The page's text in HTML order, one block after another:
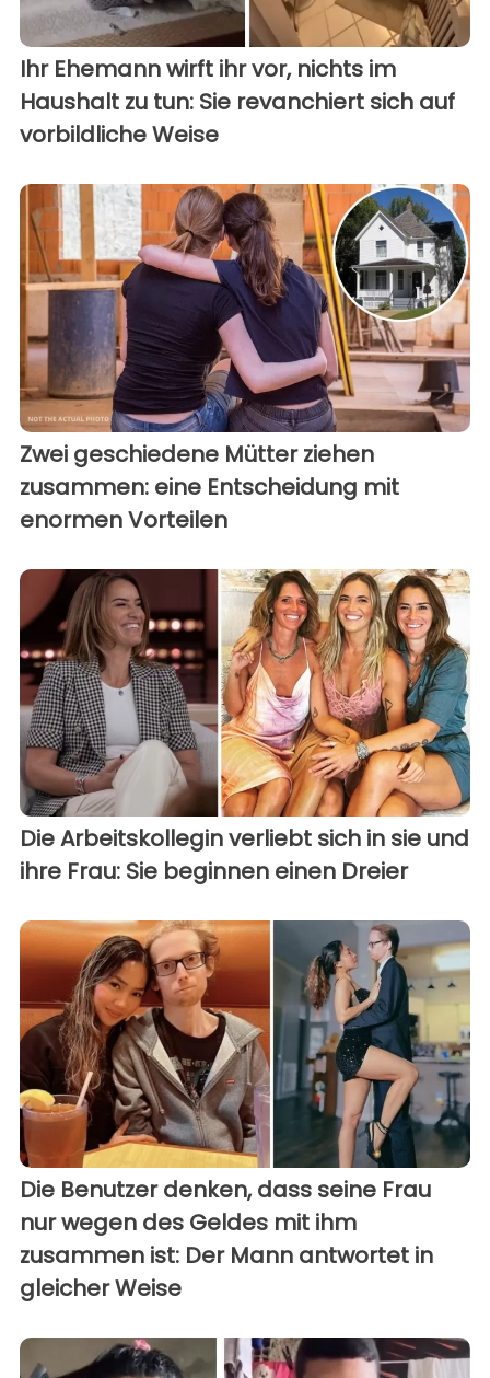
Ihr Ehemann wirft ihr vor, nichts im
Haushalt zu tun: Sie revanchiert sich auf
vorbildliche Weise
Zwei geschiedene Mütter ziehen
zusammen: eine Entscheidung mit
enormen Vorteilen
Die Arbeitskollegin verliebt sich in sie und
ihre Frau: Sie beginnen einen Dreier
Die Benutzer denken, dass seine Frau
nur wegen des Geldes mit ihm
zusammen ist: Der Mann antwortet in
gleicher Weise